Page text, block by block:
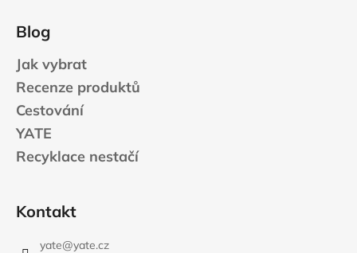
Blog
Jak vybrat
Recenze produktů
Cestování
YATE
Recyklace nestačí
Kontakt
yate@yate.cz